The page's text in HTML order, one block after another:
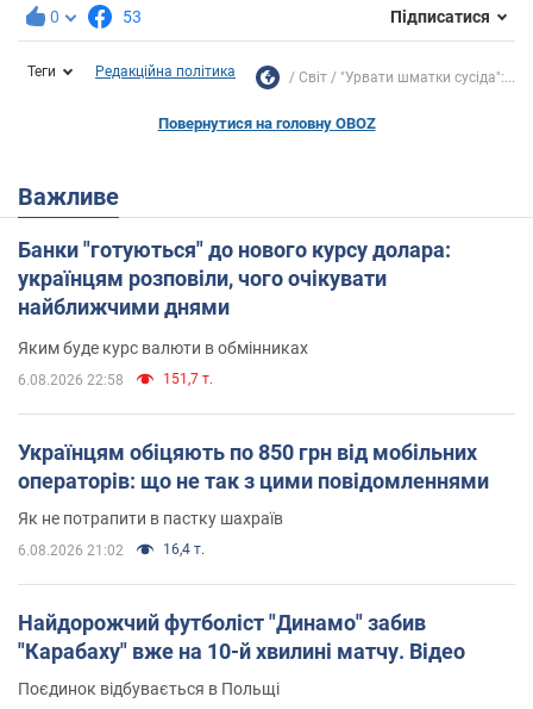
0 53 Підписатися
Теги Редакційна політика Світ "Урвати шматки сусіда":...
Повернутися на головну OBOZ
Важливе
Банки "готуються" до нового курсу долара:
українцям розповіли, чого очікувати
найближчими днями
Яким буде курс валюти в обмінниках
6.08.2026 22:58 151,7 т.
Українцям обіцяють по 850 грн від мобільних
операторів: що не так з цими повідомленнями
Як не потрапити в пастку шахраїв
6.08.2026 21:02 16,4 т.
Найдорожчий футболіст "Динамо" забив
"Карабаху" вже на 10-й хвилині матчу. Відео
Поєдинок відбувається в Польщі